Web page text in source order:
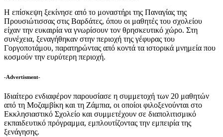
Η επίσκεψη ξεκίνησε από το μοναστήρι της Παναγίας της
Προυσιώτισσας στις Βαρδάτες, όπου οι μαθητές του σχολείου
είχαν την ευκαιρία να γνωρίσουν τον θρησκευτικό χώρο. Στη
συνέχεια, ξεναγήθηκαν στην περιοχή της γέφυρας του
Γοργοποτάμου, παρατηρώντας από κοντά τα ιστορικά μνημεία που
κοσμούν την ευρύτερη περιοχή.
-Advertisment-
Ιδιαίτερο ενδιαφέρον παρουσίασε η συμμετοχή των 20 μαθητών
από τη Μοζαμβίκη και τη Ζάμπια, οι οποίοι φιλοξενούνται στο
Εκκλησιαστικό Σχολείο και συμμετέχουν σε διαπολιτισμικό
εκπαιδευτικό πρόγραμμα, εμπλουτίζοντας την εμπειρία της
ξενάγησης.